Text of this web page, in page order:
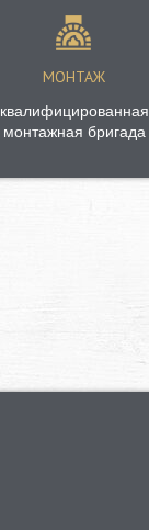
МОНТАЖ
квалифицированная
монтажная бригада